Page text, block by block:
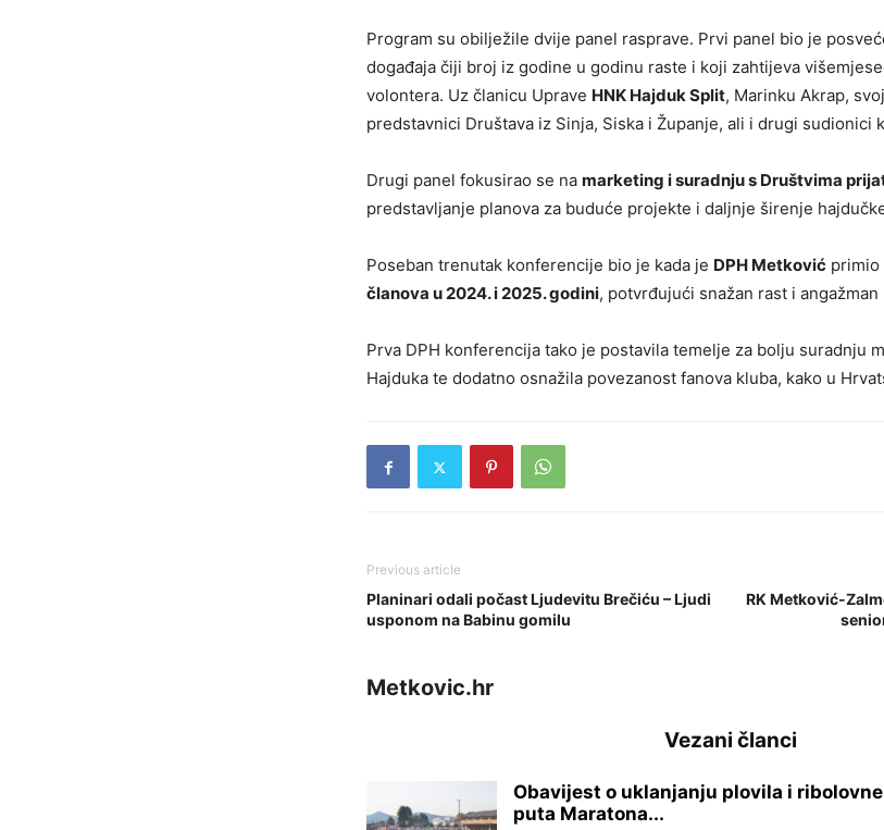
Program su obilježile dvije panel rasprave. Prvi panel bio je
događaja čiji broj iz godine u godinu raste i koji zahtijeva
volontera. Uz članicu Uprave HNK Hajduk Split, Marinku Akrap,
predstavnici Društava iz Sinja, Siska i Županje, ali i drugi sudionici
Drugi panel fokusirao se na marketing i suradnju s Društvima
predstavljanje planova za buduće projekte i daljnje širenje
Poseban trenutak konferencije bio je kada je DPH Metković primio
članova u 2024. i 2025. godini, potvrđujući snažan rast i
Prva DPH konferencija tako je postavila temelje za bolju suradnju
Hajduka te dodatno osnažila povezanost fanova kluba, kako u
Previous article
Planinari odali počast Ljudevitu Brečiću – Ljudi
usponom na Babinu gomilu
RK Metković-
Metkovic.hr
Vezani članci
Obavijest o uklanjanju plovila i
puta Maratona...